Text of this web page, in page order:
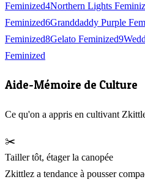
Feminized4Northern Lights
Feminized6Granddaddy Purple
Feminized8Gelato Feminized9
Feminized
Aide-Mémoire de Culture
Ce qu'on a appris en cultivant
✂️
Tailler tôt, étager la canopée
Zkittlez a tendance à pousser